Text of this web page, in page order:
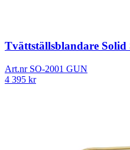
Tvättställsblandare Solid
Art.nr SO-2001 GUN
4 395 kr